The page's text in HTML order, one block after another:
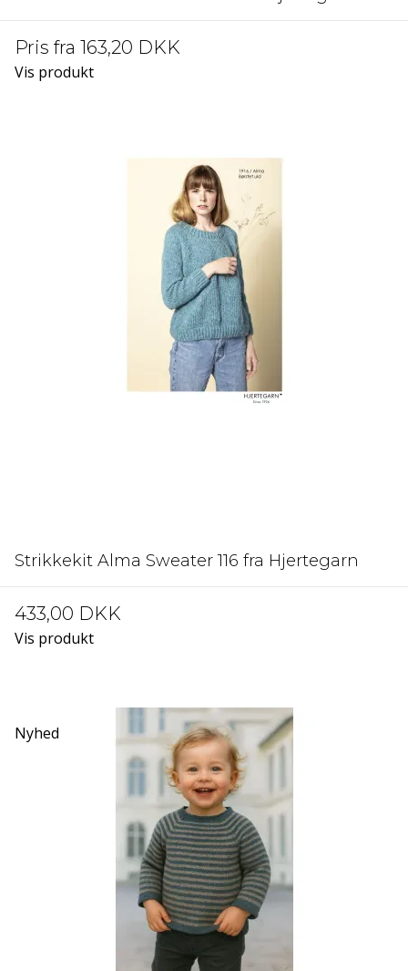
Pris fra 163,20 DKK
Vis produkt
Strikkekit Alma Sweater 116 fra Hjertegarn
433,00 DKK
Vis produkt
Nyhed